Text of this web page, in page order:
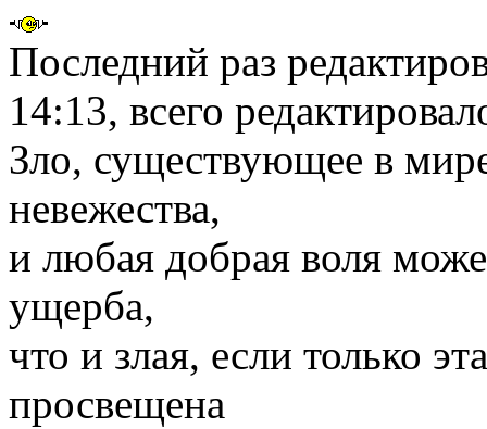
Последний раз
14:13, всего
Зло, существующее в
невежества,
и любая добрая воля
ущерба,
что и злая, если только
просвещена